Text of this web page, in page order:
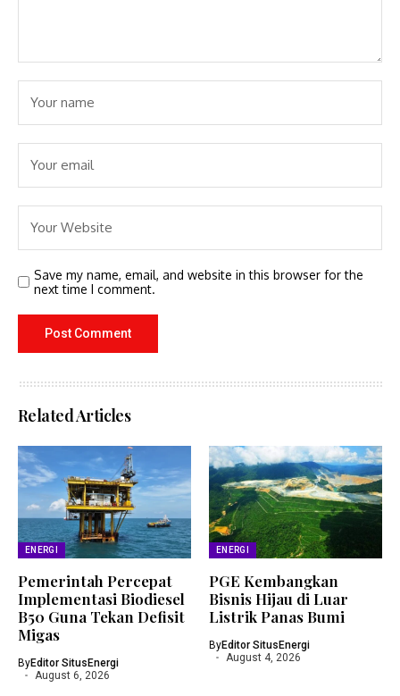
Save my name, email, and website in this browser for the
next time I comment.
Related Articles
ENERGI
Pemerintah Percepat
Implementasi Biodiesel
B50 Guna Tekan Defisit
Migas
ByEditor SitusEnergi
August 6, 2026
ENERGI
PGE Kembangkan
Bisnis Hijau di Luar
Listrik Panas Bumi
ByEditor SitusEnergi
August 4, 2026